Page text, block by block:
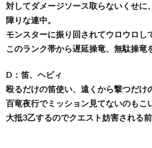
対してダメージソース取らないくせに
障りな連中。
モンスターに振り回されてウロウロし
このランク帯から遅延操竜、無駄操竜
D：笛、ヘビィ
殴るだけの笛使い、遠くから撃つだけ
百竜夜行でミッション見てないのもこ
大抵3乙するのでクエスト妨害される